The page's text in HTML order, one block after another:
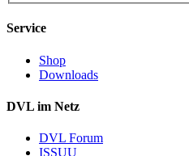
Service
Shop
Downloads
DVL im Netz
DVL Forum
ISSUU